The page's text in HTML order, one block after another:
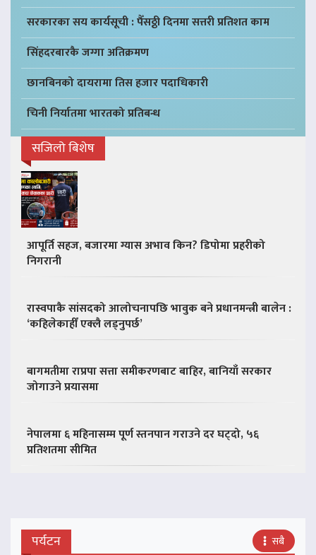
सरकारका सय कार्यसूची : पैँसठ्ठी दिनमा सत्तरी प्रतिशत काम
सिंहदरबारकै जग्गा अतिक्रमण
छानबिनको दायरामा तिस हजार पदाधिकारी
चिनी निर्यातमा भारतको प्रतिबन्ध
सजिलो बिशेष
आपूर्ति सहज, बजारमा ग्यास अभाव किन? डिपोमा प्रहरीको
निगरानी
रास्वपाकै सांसदको आलोचनापछि भावुक बने प्रधानमन्त्री बालेन :
‘कहिलेकाहीँ एक्लै लड्नुपर्छ’
बागमतीमा राप्रपा सत्ता समीकरणबाट बाहिर, बानियाँ सरकार
जोगाउने प्रयासमा
नेपालमा ६ महिनासम्म पूर्ण स्तनपान गराउने दर घट्दो, ५६
प्रतिशतमा सीमित
पर्यटन सबै